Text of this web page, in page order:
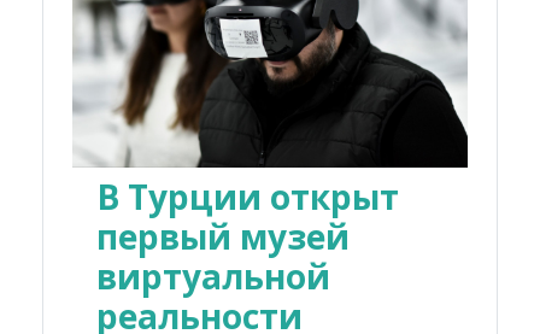
В Турции открыт
первый музей
виртуальной
реальности